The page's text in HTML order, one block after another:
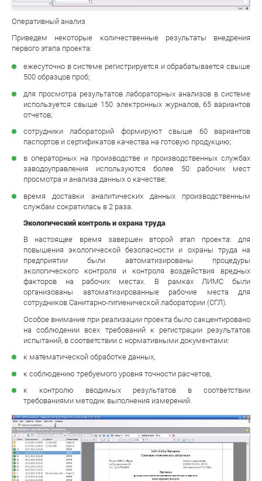
Оперативный анализ
Приведем некоторые количественные результаты внедрения
первого этапа проекта:
ежесуточно в системе регистрируется и обрабатывается свыше
500 образцов проб;
для просмотра результатов лабораторных анализов в системе
используется свыше 150 электронных журналов, 65 вариантов
отчетов;
сотрудники лабораторий формируют свыше 60 вариантов
паспортов и сертификатов качества на готовую продукцию;
в операторных на производстве и производственных службах
заводоуправления используются более 50 рабочих мест
просмотра и анализа данных о качестве;
время доставки аналитических данных производственным
службам сократилась в 2 раза.
Экологический контроль и охрана труда
В настоящее время завершен второй этап проекта: для
повышения экологической безопасности и охраны труда на
предприятии были автоматизированы процедуры
экологического контроля и контроля воздействия вредных
факторов на рабочих местах. В рамках ЛИМС были
организованы автоматизированные рабочие места для
сотрудников Санитарно-гигиенической лаборатории (СГЛ).
Особое внимание при реализации проекта было сакцентировано
на соблюдении всех требований к регистрации результатов
испытаний, в соответствии с нормативными документами:
к математической обработке данных,
к соблюдению требуемого уровня точности расчетов,
к контролю вводимых результатов в соответствии
требованиями методик выполнения измерений.